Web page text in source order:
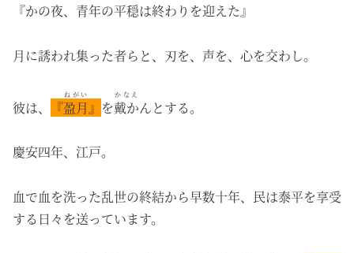
『かの夜、青年の平穏は終わりを迎えた』
月に誘われ集った者らと、刃を、声を、心を交わし。
彼は、 『盈月
ねがい
』 を戴か
かなえ
んとする。
慶安四年、江戸。
血で血を洗った乱世の終結から早数十年、民は泰平を享受
する日々を送っています。